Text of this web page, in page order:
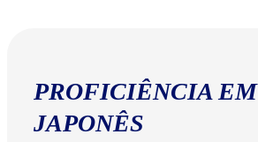
PROFICIÊNCIA EM
JAPONÊS